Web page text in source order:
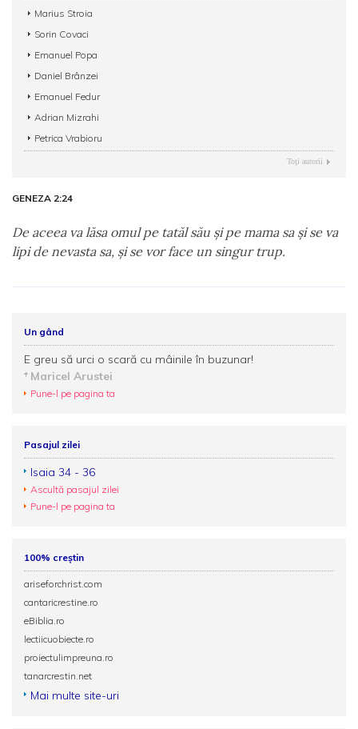
Marius Stroia
Sorin Covaci
Emanuel Popa
Daniel Brânzei
Emanuel Fedur
Adrian Mizrahi
Petrica Vrabioru
Toţi autorii
GENEZA 2:24
De aceea va lăsa omul pe tatăl său şi pe mama sa şi se va
lipi de nevasta sa, şi se vor face un singur trup.
Un gând
E greu să urci o scară cu mâinile în buzunar!
Maricel Arustei
Pune-l pe pagina ta
Pasajul zilei
Isaia 34 - 36
Ascultă pasajul zilei
Pune-l pe pagina ta
100% creștin
ariseforchrist.com
cantaricrestine.ro
eBiblia.ro
lectiicuobiecte.ro
proiectulimpreuna.ro
tanarcrestin.net
Mai multe site-uri